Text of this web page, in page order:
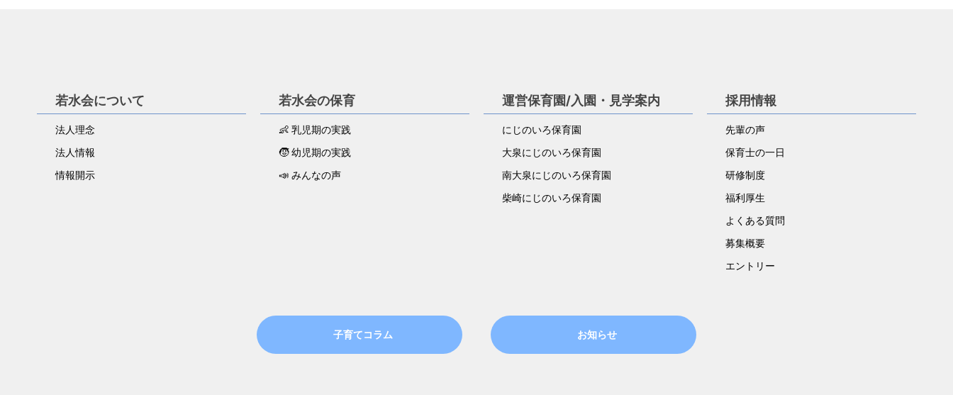
若水会について
法人理念
法人情報
情報開示
若水会の保育
👶 乳児期の実践
🧒 幼児期の実践
📣 みんなの声
運営保育園/入園・見学案内
にじのいろ保育園
大泉にじのいろ保育園
南大泉にじのいろ保育園
柴崎にじのいろ保育園
採用情報
先輩の声
保育士の一日
研修制度
福利厚生
よくある質問
募集概要
エントリー
子育てコラム お知らせ